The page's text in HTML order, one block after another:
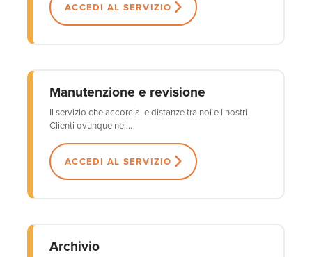
ACCEDI AL SERVIZIO
Manutenzione e revisione
Il servizio che accorcia le distanze tra noi e i nostri
Clienti ovunque nel...
ACCEDI AL SERVIZIO
Archivio